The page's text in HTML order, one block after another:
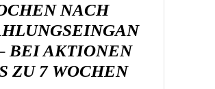
NACH
BEI AKTIONEN
ZU 7 WOCHEN